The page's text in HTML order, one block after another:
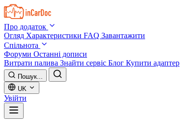
Skip to main content
Про додаток
Огляд Характеристики FAQ Завантажити
Спільнота
Форуми Останні дописи
Витрати палива Знайти сервіс Блог Купити адаптер
Пошук...
UK
Увійти